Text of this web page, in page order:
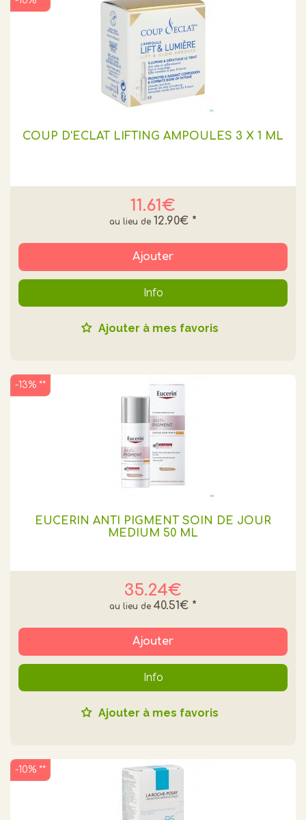
COUP D'ECLAT LIFTING AMPOULES 3 X 1 ML
11.61€
12.90€ *
Ajouter
Info
Ajouter à mes favoris
EUCERIN ANTI PIGMENT SOIN DE JOUR
MEDIUM 50 ML
35.24€
40.51€ *
-13% **
Ajouter
Info
Ajouter à mes favoris
-10% **